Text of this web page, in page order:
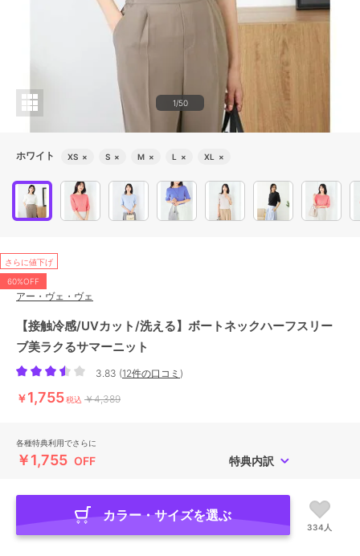
1/50
ホワイト XS × S × M × L × XL ×
さらに値下げ
60%OFF
アー・ヴェ・ヴェ
【接触冷感/UVカット/洗える】ボートネックハーフスリー
ブ美ラクるサマーニット
3.83 (12件の口コミ )
￥1,755税込 ￥4,389
各種特典利用でさらに
￥1,755 OFF 特典内訳
カラー・サイズを選ぶ
334人